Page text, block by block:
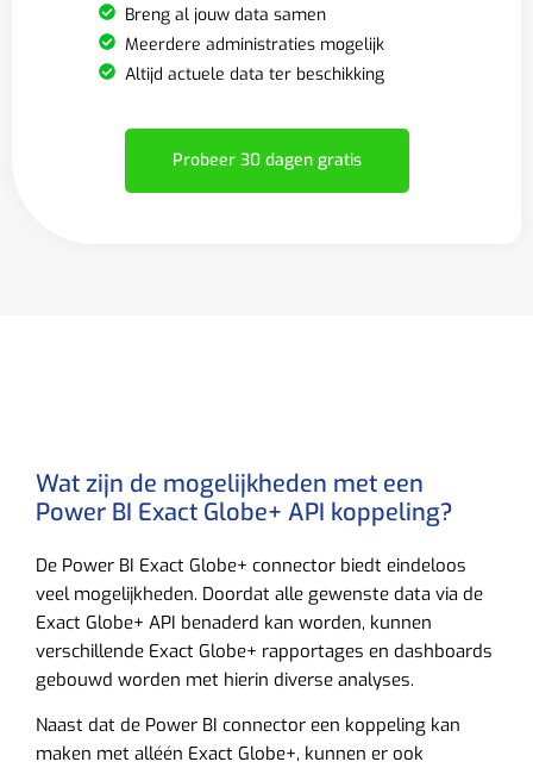
Breng al jouw data samen
Meerdere administraties mogelijk
Altijd actuele data ter beschikking
Probeer 30 dagen gratis
Wat zijn de mogelijkheden met een
Power BI Exact Globe+ API koppeling?
De Power BI Exact Globe+ connector biedt eindeloos
veel mogelijkheden. Doordat alle gewenste data via de
Exact Globe+ API benaderd kan worden, kunnen
verschillende Exact Globe+ rapportages en dashboards
gebouwd worden met hierin diverse analyses.
Naast dat de Power BI connector een koppeling kan
maken met alléén Exact Globe+, kunnen er ook